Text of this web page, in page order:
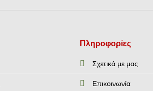
Πληροφορίες
Σχετικά με μας
Επικοινωνία